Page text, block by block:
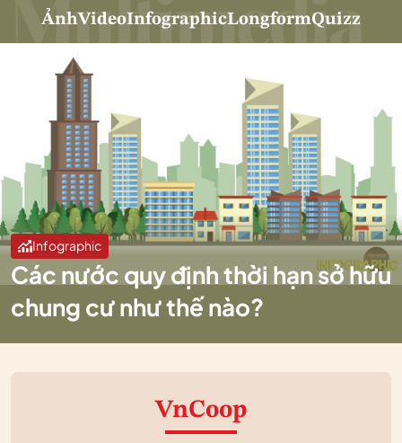
ẢnhVideoInfographicLongformQuizz
Infographic
Các nước quy định thời hạn sở hữu
chung cư như thế nào?
VnCoop